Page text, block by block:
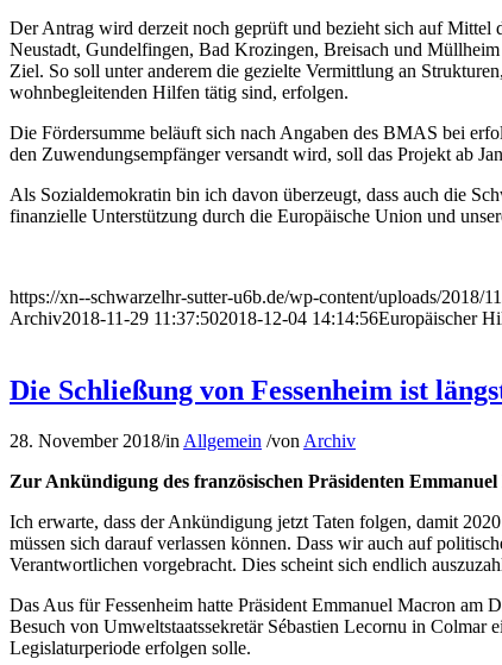
Der Antrag wird derzeit noch geprüft und bezieht sich auf Mittel
Neustadt, Gundelfingen, Bad Krozingen, Breisach und
Ziel. So soll unter anderem die gezielte Vermittlung an
wohnbegleitenden Hilfen tätig sind, erfolgen.
Die Fördersumme beläuft sich nach Angaben des BMAS bei
den Zuwendungsempfänger versandt wird, soll das Projekt ab
Als Sozialdemokratin bin ich davon überzeugt, dass auch die
finanzielle Unterstützung durch die Europäische Union und
https://xn--schwarzelhr-sutter-u6b.de/wp-content/uploads/2018/
Archiv2018-11-29 11:37:502018-12-04 14:14:56Europäischer
Die Schließung von Fessenheim ist
28. November 2018/in Allgemein /von Archiv
Zur Ankündigung des französischen Präsidenten
Ich erwarte, dass der Ankündigung jetzt Taten folgen, damit
müssen sich darauf verlassen können. Dass wir auch auf
Verantwortlichen vorgebracht. Dies scheint sich endlich
Das Aus für Fessenheim hatte Präsident Emmanuel Macron am
Besuch von Umweltstaatssekretär Sébastien Lecornu in Colmar
Legislaturperiode erfolgen solle.